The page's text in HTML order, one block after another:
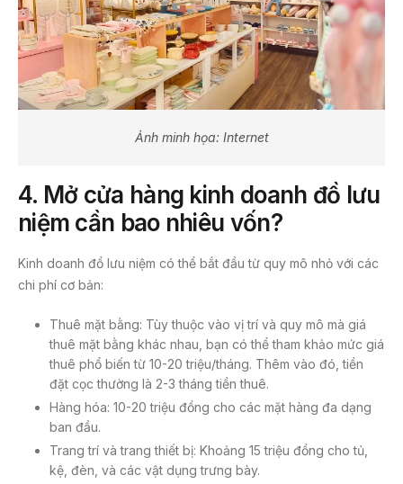
Ảnh minh họa: Internet
4. Mở cửa hàng kinh doanh đồ lưu
niệm cần bao nhiêu vốn?
Kinh doanh đồ lưu niệm có thể bắt đầu từ quy mô nhỏ với các
chi phí cơ bản:
Thuê mặt bằng: Tùy thuộc vào vị trí và quy mô mà giá
thuê mặt bằng khác nhau, bạn có thể tham khảo mức giá
thuê phổ biến từ 10-20 triệu/tháng. Thêm vào đó, tiền
đặt cọc thường là 2-3 tháng tiền thuê.
Hàng hóa: 10-20 triệu đồng cho các mặt hàng đa dạng
ban đầu.
Trang trí và trang thiết bị: Khoảng 15 triệu đồng cho tủ,
kệ, đèn, và các vật dụng trưng bày.